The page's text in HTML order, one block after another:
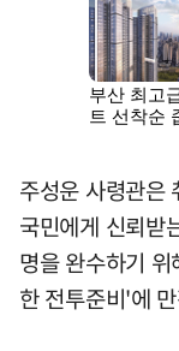
주성운 사령관은
국민에게 신뢰받
명을 완수하기
한 전투준비'에